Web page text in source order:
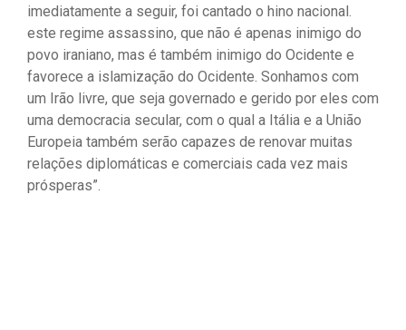
imediatamente a seguir, foi cantado o hino nacional.
este regime assassino, que não é apenas inimigo do
povo iraniano, mas é também inimigo do Ocidente e
favorece a islamização do Ocidente. Sonhamos com
um Irão livre, que seja governado e gerido por eles com
uma democracia secular, com o qual a Itália e a União
Europeia também serão capazes de renovar muitas
relações diplomáticas e comerciais cada vez mais
prósperas”.